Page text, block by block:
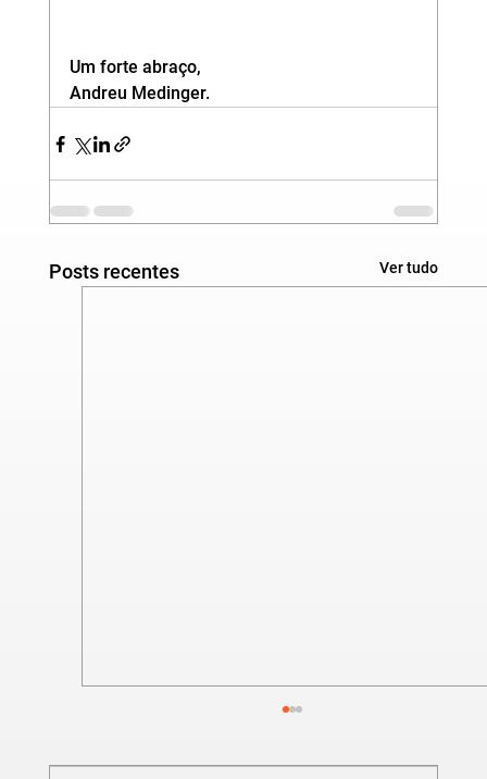
Um forte abraço,
Andreu Medinger.
Posts recentes Ver tudo